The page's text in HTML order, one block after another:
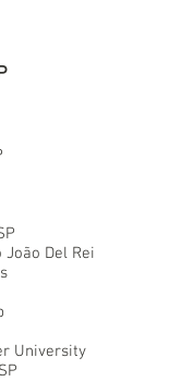
Del Rei
University